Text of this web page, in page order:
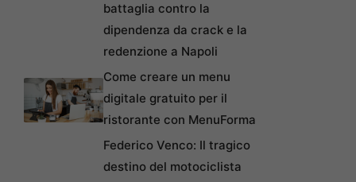
battaglia contro la
dipendenza da crack e la
redenzione a Napoli
Come creare un menu
digitale gratuito per il
ristorante con MenuForma
Federico Venco: Il tragico
destino del motociclista